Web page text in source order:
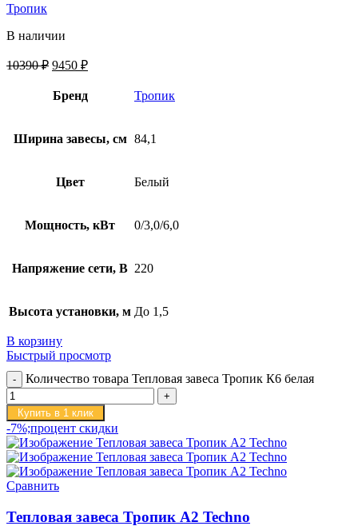
Тропик
В наличии
10390₽ 9450 ₽
Бренд Тропик
Ширина завесы, см 84,1
Цвет Белый
Мощность, кВт 0/3,0/6,0
Напряжение сети, В 220
Высота установки, м До 1,5
В корзину
Быстрый просмотр
Количество товара Тепловая завеса Тропик К6 белая
Купить в 1 клик
-7%;процент скидки
Сравнить
Тепловая завеса Тропик А2 Techno